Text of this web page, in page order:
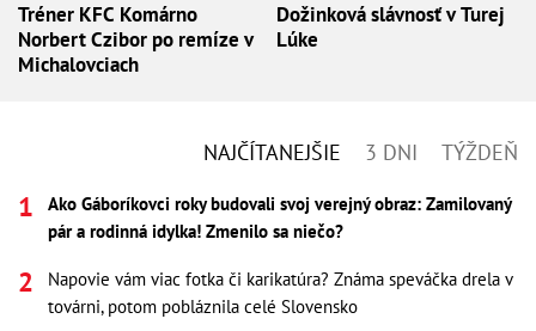
Tréner KFC Komárno
Norbert Czibor po remíze v
Michalovciach
Dožinková slávnosť v Turej
Lúke
NAJČÍTANEJŠIE 3 DNI TÝŽDEŇ
Ako Gáboríkovci roky budovali svoj verejný obraz: Zamilovaný
pár a rodinná idylka! Zmenilo sa niečo?
Napovie vám viac fotka či karikatúra? Známa speváčka drela v
továrni, potom pobláznila celé Slovensko